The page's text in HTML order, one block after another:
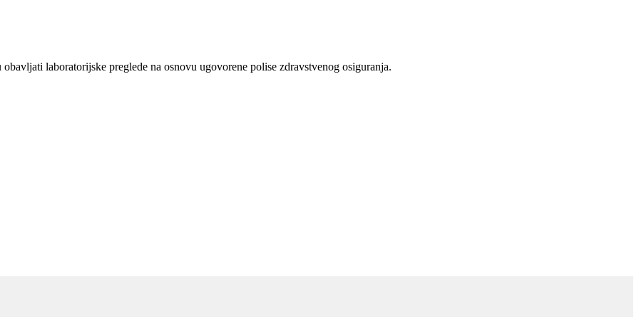
laboratorijske preglede na osnovu ugovorene polise zdravstvenog osiguranja.